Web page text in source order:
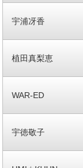
宇浦冴香
植田真梨恵
WAR-ED
宇徳敬子